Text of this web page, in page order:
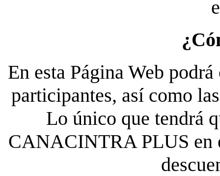
En esta Página Web
participantes, así como
Lo único que tendrá
CANACINTRA PLUS en